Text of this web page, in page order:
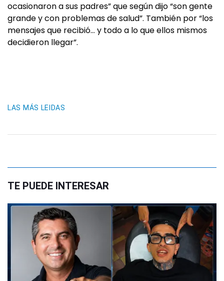
ocasionaron a sus padres” que según dijo “son gente
grande y con problemas de salud”. También por “los
mensajes que recibió… y todo a lo que ellos mismos
decidieron llegar”.
LAS MÁS LEIDAS
TE PUEDE INTERESAR